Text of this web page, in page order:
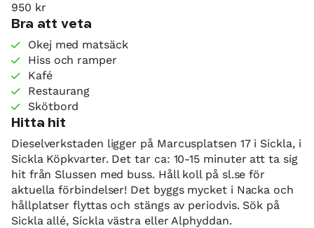
950 kr
Bra att veta
Okej med matsäck
Hiss och ramper
Kafé
Restaurang
Skötbord
Hitta hit
Dieselverkstaden ligger på Marcusplatsen 17 i Sickla, i
Sickla Köpkvarter. Det tar ca: 10-15 minuter att ta sig
hit från Slussen med buss. Håll koll på sl.se för
aktuella förbindelser! Det byggs mycket i Nacka och
hållplatser flyttas och stängs av periodvis. Sök på
Sickla allé, Sickla västra eller Alphyddan.